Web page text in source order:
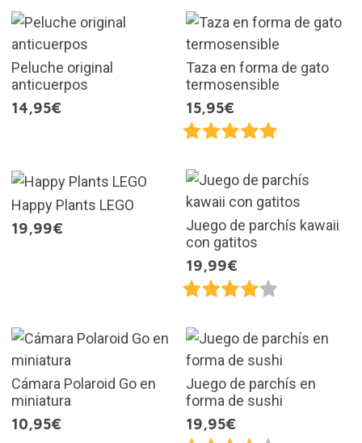
Peluche original
anticuerpos
14,95€
Taza en forma de gato
termosensible
15,95€
Happy Plants LEGO
19,99€
Juego de parchís kawaii
con gatitos
19,99€
Cámara Polaroid Go en
miniatura
10,95€
Juego de parchís en
forma de sushi
19,95€